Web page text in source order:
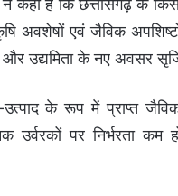
कहा है कि छत्तीसगढ़ के
अवशेषों एवं जैविक
और उद्यमिता के नए अवसर
के रूप में प्राप्त
उर्वरकों पर निर्भरता कम